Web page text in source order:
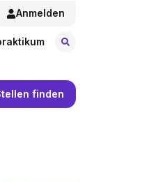
Anmelden
finden